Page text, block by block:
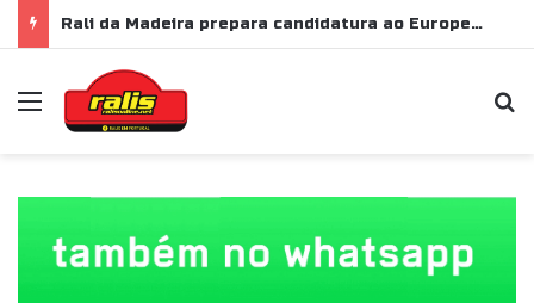
Rali da Madeira prepara candidatura ao Europeu de Ralis para 2028
Menu